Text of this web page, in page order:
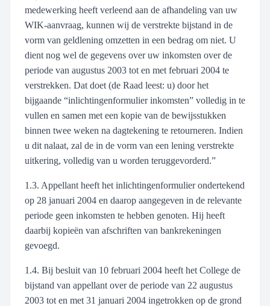
medewerking heeft verleend aan de afhandeling van uw
WIK-aanvraag, kunnen wij de verstrekte bijstand in de
vorm van geldlening omzetten in een bedrag om niet. U
dient nog wel de gegevens over uw inkomsten over de
periode van augustus 2003 tot en met februari 2004 te
verstrekken. Dat doet (de Raad leest: u) door het
bijgaande “inlichtingenformulier inkomsten” volledig in te
vullen en samen met een kopie van de bewijsstukken
binnen twee weken na dagtekening te retourneren. Indien
u dit nalaat, zal de in de vorm van een lening verstrekte
uitkering, volledig van u worden teruggevorderd.”
1.3. Appellant heeft het inlichtingenformulier ondertekend
op 28 januari 2004 en daarop aangegeven in de relevante
periode geen inkomsten te hebben genoten. Hij heeft
daarbij kopieën van afschriften van bankrekeningen
gevoegd.
1.4. Bij besluit van 10 februari 2004 heeft het College de
bijstand van appellant over de periode van 22 augustus
2003 tot en met 31 januari 2004 ingetrokken op de grond